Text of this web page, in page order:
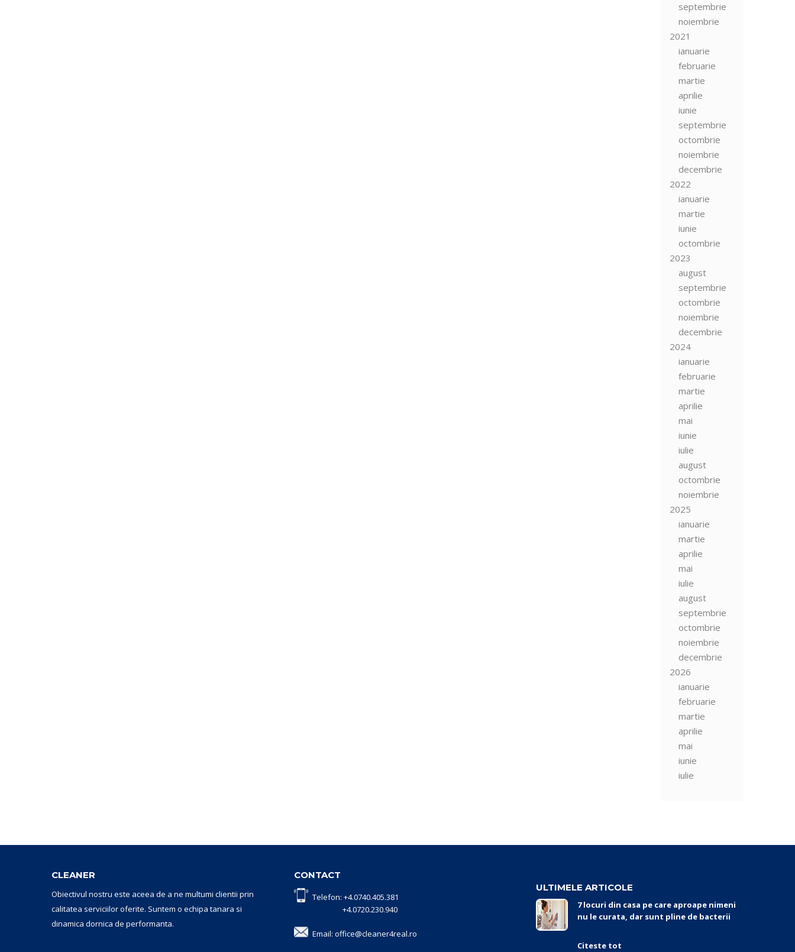
septembrie
noiembrie
2021
ianuarie
februarie
martie
aprilie
iunie
septembrie
octombrie
noiembrie
decembrie
2022
ianuarie
martie
iunie
octombrie
2023
august
septembrie
octombrie
noiembrie
decembrie
2024
ianuarie
februarie
martie
aprilie
mai
iunie
iulie
august
octombrie
noiembrie
2025
ianuarie
martie
aprilie
mai
iulie
august
septembrie
octombrie
noiembrie
decembrie
2026
ianuarie
februarie
martie
aprilie
mai
iunie
iulie
CLEANER
Obiectivul nostru este aceea de a ne multumi clientii prin
calitatea serviciilor oferite. Suntem o echipa tanara si
dinamica dornica de performanta.
CONTACT
Telefon: +4.0740.405.381
+4.0720.230.940
Email: office@cleaner4real.ro
ULTIMELE ARTICOLE
7 locuri din casa pe care aproape nimeni
nu le curata, dar sunt pline de bacterii
Citeste tot